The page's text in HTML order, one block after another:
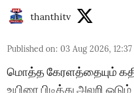
thanthitv
Published on: 03 Aug 2026, 12:37
மொத்த கேரளத்தையும்
உயிரை பிடித்து அலறி